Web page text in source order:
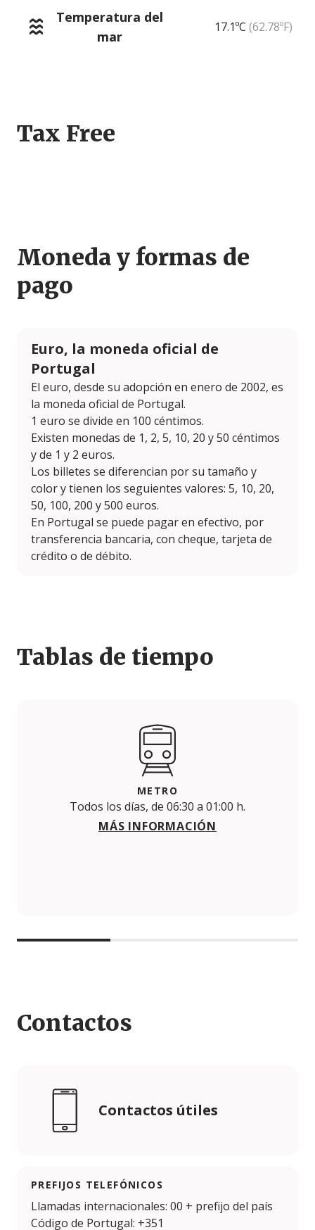
Temperatura del
mar
17.1ºC (62.78ºF)
Tax Free
Moneda y formas de
pago
Euro, la moneda oficial de
Portugal
El euro, desde su adopción en enero de 2002, es
la moneda oficial de Portugal.
1 euro se divide en 100 céntimos.
Existen monedas de 1, 2, 5, 10, 20 y 50 céntimos
y de 1 y 2 euros.
Los billetes se diferencian por su tamaño y
color y tienen los seguientes valores: 5, 10, 20,
50, 100, 200 y 500 euros.
En Portugal se puede pagar en efectivo, por
transferencia bancaria, con cheque, tarjeta de
crédito o de débito.
Tablas de tiempo
METRO
Todos los días, de 06:30 a 01:00 h.
MÁS INFORMACIÓN
Contactos
Contactos útiles
PREFIJOS TELEFÓNICOS
Llamadas internacionales: 00 + prefijo del país
Código de Portugal: +351